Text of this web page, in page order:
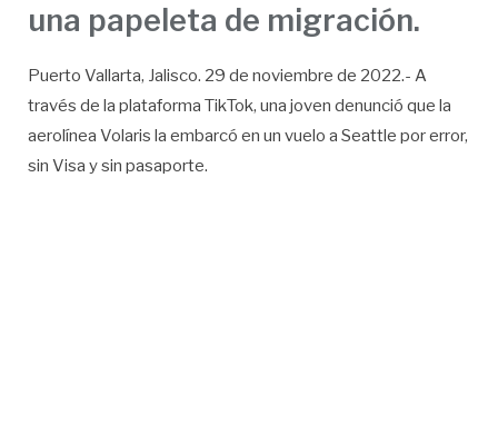
una papeleta de migración.
Puerto Vallarta, Jalisco. 29 de noviembre de 2022.- A
través de la plataforma TikTok, una joven denunció que la
aerolínea Volaris la embarcó en un vuelo a Seattle por error,
sin Visa y sin pasaporte.